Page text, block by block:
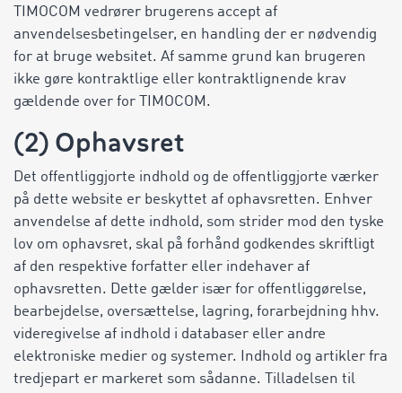
TIMOCOM vedrører brugerens accept af
anvendelsesbetingelser, en handling der er nødvendig
for at bruge websitet. Af samme grund kan brugeren
ikke gøre kontraktlige eller kontraktlignende krav
gældende over for TIMOCOM.
(2) Ophavsret
Det offentliggjorte indhold og de offentliggjorte værker
på dette website er beskyttet af ophavsretten. Enhver
anvendelse af dette indhold, som strider mod den tyske
lov om ophavsret, skal på forhånd godkendes skriftligt
af den respektive forfatter eller indehaver af
ophavsretten. Dette gælder især for offentliggørelse,
bearbejdelse, oversættelse, lagring, forarbejdning hhv.
videregivelse af indhold i databaser eller andre
elektroniske medier og systemer. Indhold og artikler fra
tredjepart er markeret som sådanne. Tilladelsen til